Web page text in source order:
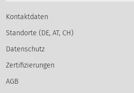
Kontaktdaten
Standorte (DE, AT, CH)
Datenschutz
Zertifizierungen
AGB